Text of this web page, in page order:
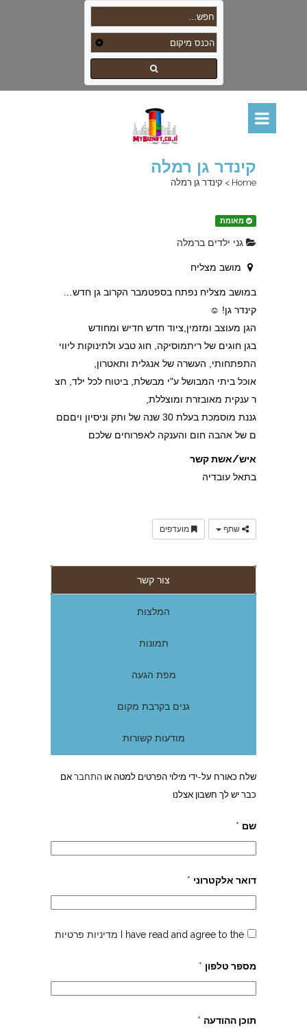
קינדר גן רמלה
Home
> קינדר גן רמלה
מאומת
גני ילדים ברמלה
מושב מצליח
במושב מצליח נפתח בספטמבר הקרוב גן חדש…
קינדר גן! ☺
הגן מעוצב ומזמין,ציוד חדש חדיש ומחודש
בגן חוגים של ריתמוסיקה, חוג טבע ולתינוקות ליווי
התפתחותי, העשרה של אנגלית ותאטרון,
אוכל ביתי המבושל ע"י מבשלת, ביטוח לכל ילד, חצ
ר ענקית מאובזרת ומוצללת,
גננת מוסמכת בעלת 30 שנה של ותק וניסיון ויםםם
ם של אהבה חום והענקה לאפרוחים שלכם
איש/אשת קשר
בתאל עובדיה
שתף מועדפים
צור קשר
המלצות
תמונות
מפת הגעה
גנים בקרבת מקום
מודעות קשורות
שלח כאורח על-ידי מילוי הפרטים למטה או התחבראם
כבר יש לך חשבון אצלנו
שם *
דואר אלקטרוני *
I have read and agree to the מדיניות פרטיות
מספר טלפון *
תוכן ההודעה *